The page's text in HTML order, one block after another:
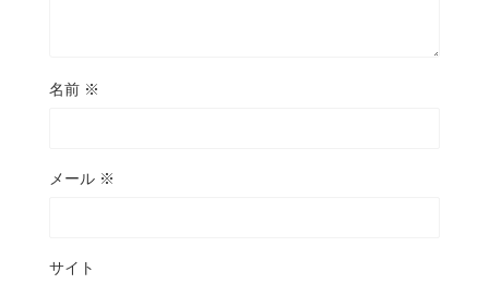
名前 ※
メール ※
サイト